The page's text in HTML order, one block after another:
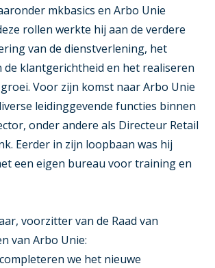
mkbasics en Arbo Unie
rollen werkte hij aan de verdere
van de dienstverlening, het
de klantgerichtheid en het realiseren
Voor zijn komst naar Arbo Unie
leidinggevende functies binnen
onder andere als Directeur Retail
Eerder in zijn loopbaan was hij
een eigen bureau voor training en
voorzitter van de Raad van
van Arbo Unie:
we het nieuwe